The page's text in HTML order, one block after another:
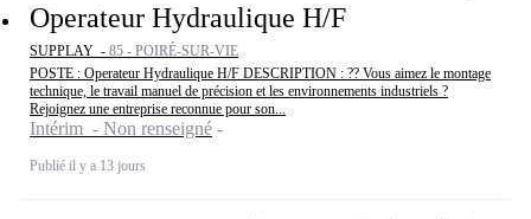
Operateur Hydraulique H/F
SUPPLAY - 85 - POIRÉ-SUR-VIE
POSTE : Operateur Hydraulique H/F DESCRIPTION : ?? Vous aimez le montage
technique, le travail manuel de précision et les environnements industriels ?
Rejoignez une entreprise reconnue pour son...
Intérim - Non renseigné
Publié il y a 13 jours